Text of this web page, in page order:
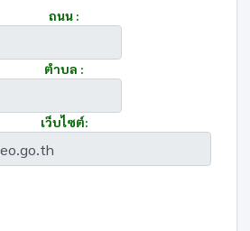
ถนน :
ตำบล :
เว็บไซต์: